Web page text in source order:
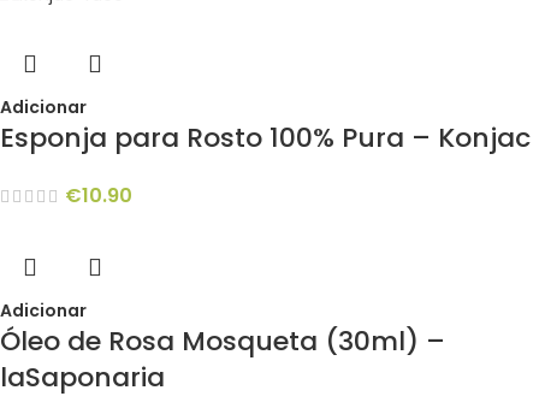
Adicionar
Esponja para Rosto 100% Pura – Konjac
€10.90
Adicionar
Óleo de Rosa Mosqueta (30ml) –
laSaponaria